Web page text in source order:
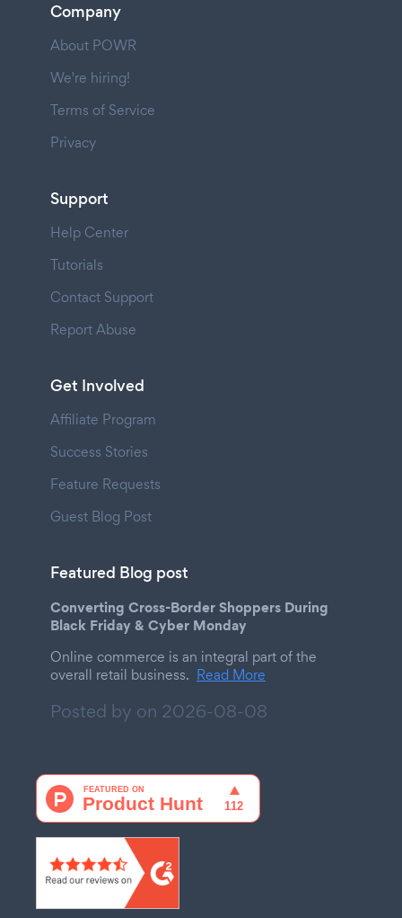
Company
About POWR
We're hiring!
Terms of Service
Privacy
Support
Help Center
Tutorials
Contact Support
Report Abuse
Get Involved
Affiliate Program
Success Stories
Feature Requests
Guest Blog Post
Featured Blog post
Converting Cross-Border Shoppers During
Black Friday & Cyber Monday
Online commerce is an integral part of the
overall retail business. Read More
Posted by on 2026-08-08